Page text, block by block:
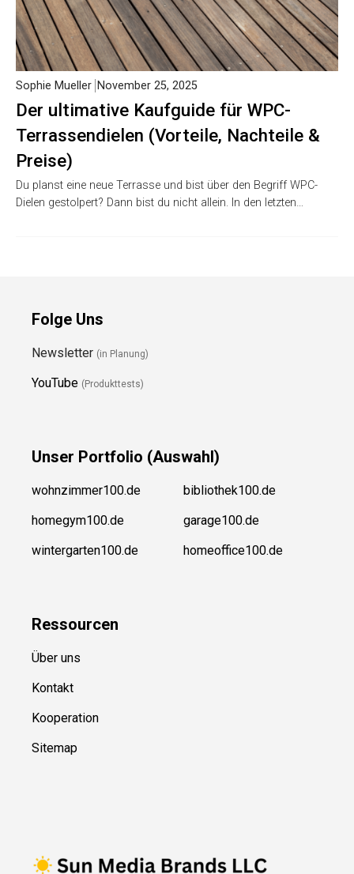
Der ultimative Kaufguide für WPC-
Terrassendielen (Vorteile, Nachteile &
Preise)
Sophie Mueller November 25, 2025
Du planst eine neue Terrasse und bist über den Begriff WPC-
Dielen gestolpert? Dann bist du nicht allein. In den letzten…
Folge Uns
Newsletter (in Planung)
YouTube (Produkttests)
Unser Portfolio (Auswahl)
wohnzimmer100.de
homegym100.de
wintergarten100.de
bibliothek100.de
garage100.de
homeoffice100.de
Ressourcen
Über uns
Kontakt
Kooperation
Sitemap